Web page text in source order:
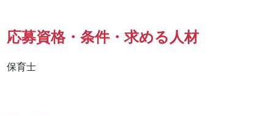
応募資格・条件・求める人材
保育士